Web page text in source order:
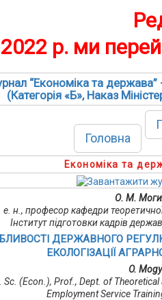
р. ми
“Економіка та держава”
(Категорія «Б», Наказ
Головна
Економіка та
О. М.
е. н., професор кафедри
Інститут підготовки кадрів
ДЕРЖАВНОГО
ЕКОЛОГІЗАЦІЇ
O.
Sc. (Econ.), Prof., Dept. of
Employment Service